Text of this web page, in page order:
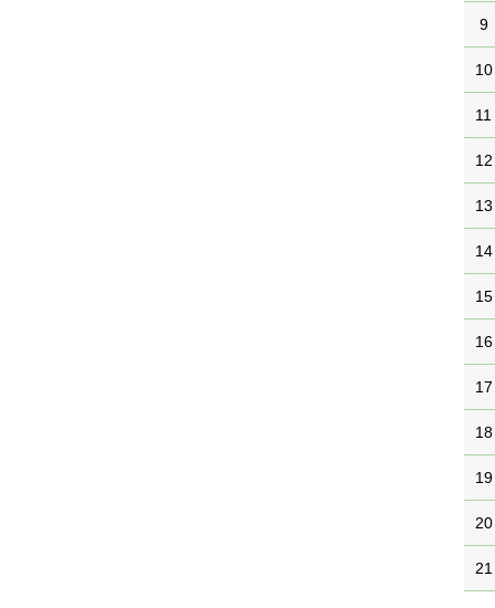
9
10
11
12
13
14
15
16
17
18
19
20
21